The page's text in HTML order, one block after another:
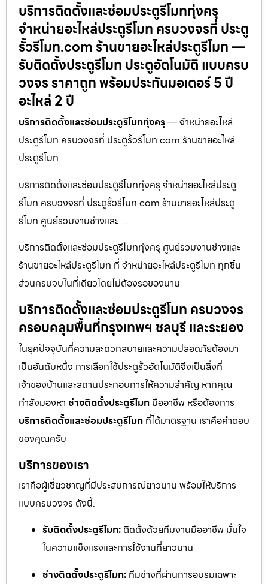
บริการติดตั้งและซ่อมประตูรีโมททุ่งครุ
จำหน่ายอะไหล่ประตูรีโมท ครบวงจรที่ ประตู
รั้วรีโมท.com ร้านขายอะไหล่ประตูรีโมท —
รับติดตั้งประตูรีโมท ประตูอัตโนมัติ แบบครบ
วงจร ราคาถูก พร้อมประกันมอเตอร์ 5 ปี
อะไหล่ 2 ปี
บริการติดตั้งและซ่อมประตูรีโมททุ่งครุ— จำหน่ายอะไหล่
ประตูรีโมท ครบวงจรที่ ประตูรั้วรีโมท.com ร้านขายอะไหล่
ประตูรีโมท
บริการติดตั้งและซ่อมประตูรีโมททุ่งครุ จำหน่ายอะไหล่ประตู
รีโมท ครบวงจรที่ ประตูรั้วรีโมท.com ร้านขายอะไหล่ประตู
รีโมท ศูนย์รวมงานช่างและ…
บริการติดตั้งและซ่อมประตูรีโมททุ่งครุ ศูนย์รวมงานช่างและ
ร้านขายอะไหล่ประตูรีโมท ที่ จำหน่ายอะไหล่ประตูรีโมท ทุกชิ้น
ส่วนครบจบในที่เดียวโดยไม่ต้องรอของนาน
บริการติดตั้งและซ่อมประตูรีโมท ครบวงจร
ครอบคลุมพื้นที่กรุงเทพฯ ชลบุรี และระยอง
ในยุคปัจจุบันที่ความสะดวกสบายและความปลอดภัยต้องมา
เป็นอันดับหนึ่ง การเลือกใช้ประตูรั้วอัตโนมัติจึงเป็นสิ่งที่
เจ้าของบ้านและสถานประกอบการให้ความสำคัญ หากคุณ
กำลังมองหา ช่างติดตั้งประตูรีโมท มืออาชีพ หรือต้องการ
บริการติดตั้งและซ่อมประตูรีโมท ที่ได้มาตรฐาน เราคือคำตอบ
ของคุณครับ
บริการของเรา
เราคือผู้เชี่ยวชาญที่มีประสบการณ์ยาวนาน พร้อมให้บริการ
แบบครบวงจร ดังนี้:
รับติดตั้งประตูรีโมท: ติดตั้งด้วยทีมงานมืออาชีพ มั่นใจ
ในความแข็งแรงและการใช้งานที่ยาวนาน
ช่างติดตั้งประตูรีโมท: ทีมช่างที่ผ่านการอบรมเฉพาะ